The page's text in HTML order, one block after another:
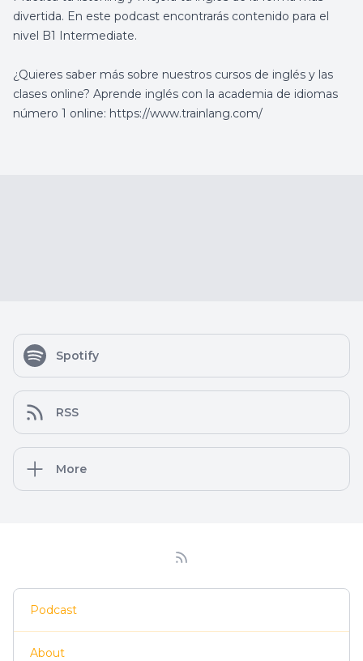
divertida. En este podcast encontrarás contenido para el
nivel B1 Intermediate.
¿Quieres saber más sobre nuestros cursos de inglés y las
clases online? Aprende inglés con la academia de idiomas
número 1 online: https://www.trainlang.com/
Spotify
RSS
More
Podcast
About